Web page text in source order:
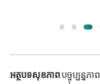
អត្ថបទសុខភាពបច្ចុប្បន្នភាព